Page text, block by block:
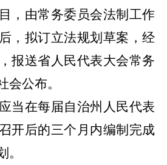
，由常务委员会法制工作
，拟订立法规划草案，经
报送省人民代表大会常务
会公布。
应当在每届自治州人民代表
开后的三个月内编制完成
。